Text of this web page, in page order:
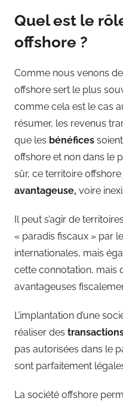
Quel est le
offshore ?
Comme nous venons
offshore sert le plus
comme cela est le cas
résumer, les revenus
que les bénéfices
offshore et non dans le
sûr, ce territoire offshore
avantageuse, voire
Il peut s’agir de
« paradis fiscaux » par
internationales, mais
cette connotation, mais
avantageuses
L’implantation d’une
réaliser des
pas autorisées dans le
sont parfaitement
La société offshore